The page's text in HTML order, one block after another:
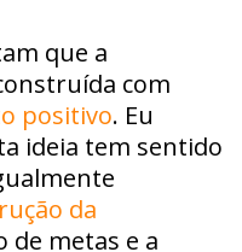
que a
com
positivo. Eu
ideia tem sentido
da
de metas e a